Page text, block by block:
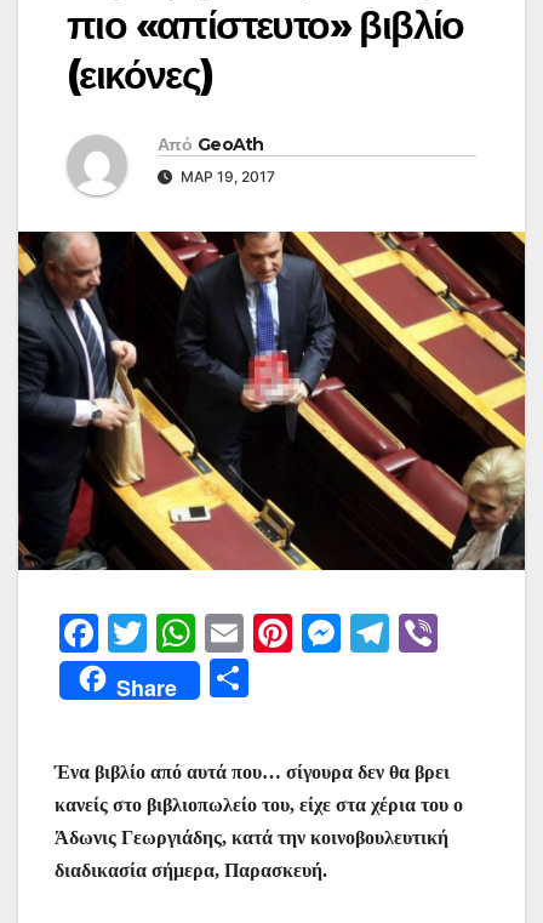
πιο «απίστευτο» βιβλίο
(εικόνες)
Από GeoAth
ΜΑΡ 19, 2017
F
a
c
b
o
o
T
w
itt
W
h
at
A
p
p
E
m
ai
Pi
st
M
e
n
T
a
m
Share
α
σ
τε
Ένα βιβλίο από αυτά που… σίγουρα δεν θα βρει
κανείς στο βιβλιοπωλείο του, είχε στα χέρια του ο
Άδωνις Γεωργιάδης, κατά την κοινοβουλευτική
διαδικασία σήμερα, Παρασκευή.